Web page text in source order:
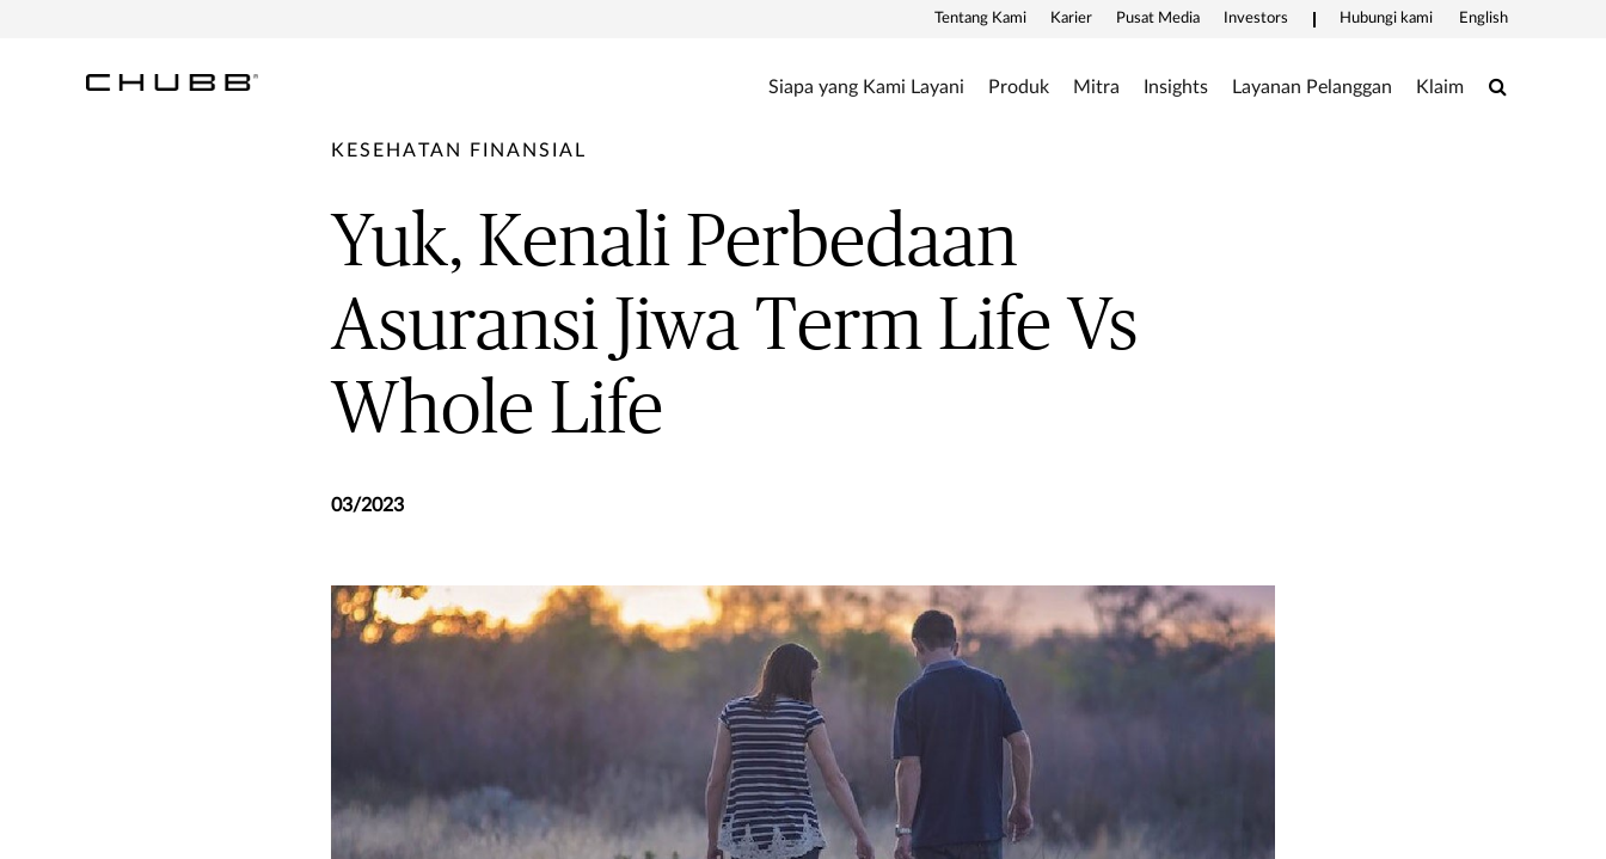
Tentang Kami Karier Pusat Media Investors Hubungi kami English
Siapa yang Kami Layani Produk Mitra Insights Layanan Pelanggan Klaim Search
KESEHATAN FINANSIAL
Yuk, Kenali Perbedaan
Asuransi Jiwa Term Life Vs
Whole Life
03/2023